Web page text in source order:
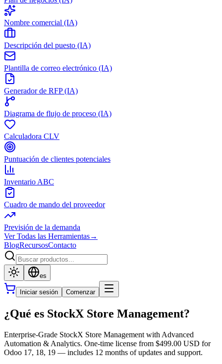
Nombre comercial (IA)
Descripción del puesto (IA)
Plantilla de correo electrónico (IA)
Generador de RFP (IA)
Diagrama de flujo de proceso (IA)
Calculadora CLV
Puntuación de clientes potenciales
Inventario ABC
Cuadro de mando del proveedor
Previsión de la demanda
Ver Todas las Herramientas→
BlogRecursosContacto
es
Iniciar sesión Comenzar
¿Qué es StockX Store Management?
Enterprise-Grade StockX Store Management with Advanced
Automation & Analytics. One-time license from $499.00 USD for
Odoo 17, 18, 19 — includes 12 months of updates and support.